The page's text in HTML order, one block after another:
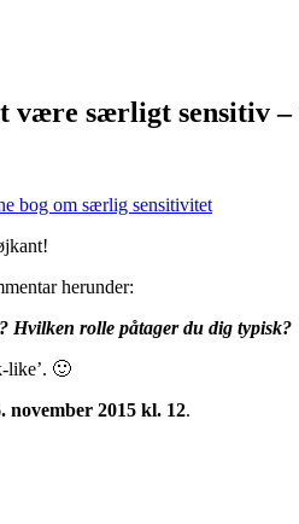
være særligt sensitiv
herunder:
Hvilken rolle påtager du dig typisk?
like’. 🙂
november 2015 kl. 12.